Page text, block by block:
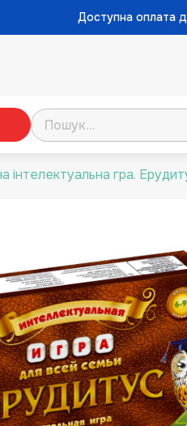
Доступна оплата
інтелектуальна гра.